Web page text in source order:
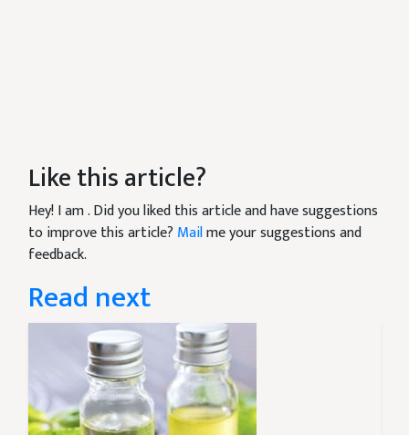
Like this article?
Hey! I am. Did you liked this article and have suggestions
to improve this article? Mailme your suggestions and
feedback.
Read next